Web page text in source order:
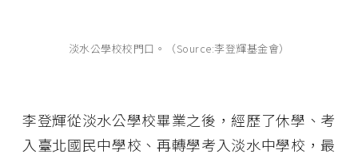
淡水公學校校門口。（Source:李登輝基金會）
李登輝從淡水公學校畢業之後，經歷了休學、考
入臺北國民中學校、再轉學考入淡水中學校，最